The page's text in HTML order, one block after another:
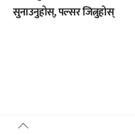
सुनाउनुहोस्, पल्सर जित्नुहोस्
Back